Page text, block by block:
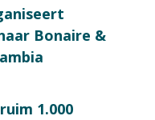
Bonaire &
1.000